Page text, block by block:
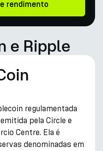
rendimento
e Ripple
regulamentada
pela Circle e
Centre. Ela é
denominadas em